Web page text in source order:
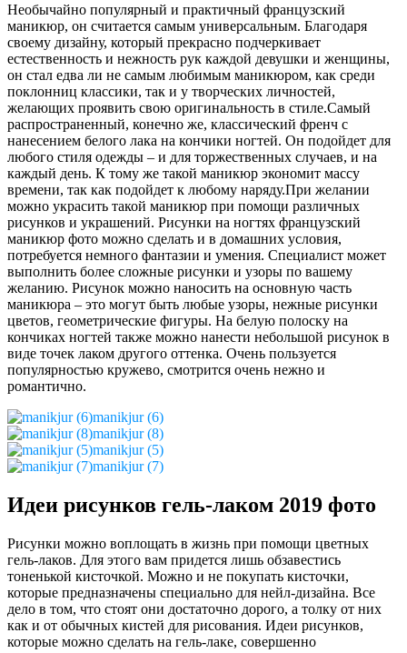
Необычайно популярный и практичный французский
маникюр, он считается самым универсальным. Благодаря
своему дизайну, который прекрасно подчеркивает
естественность и нежность рук каждой девушки и женщины,
он стал едва ли не самым любимым маникюром, как среди
поклонниц классики, так и у творческих личностей,
желающих проявить свою оригинальность в стиле.Самый
распространенный, конечно же, классический френч с
нанесением белого лака на кончики ногтей. Он подойдет для
любого стиля одежды – и для торжественных случаев, и на
каждый день. К тому же такой маникюр экономит массу
времени, так как подойдет к любому наряду.При желании
можно украсить такой маникюр при помощи различных
рисунков и украшений. Рисунки на ногтях французский
маникюр фото можно сделать и в домашних условия,
потребуется немного фантазии и умения. Специалист может
выполнить более сложные рисунки и узоры по вашему
желанию. Рисунок можно наносить на основную часть
маникюра – это могут быть любые узоры, нежные рисунки
цветов, геометрические фигуры. На белую полоску на
кончиках ногтей также можно нанести небольшой рисунок в
виде точек лаком другого оттенка. Очень пользуется
популярностью кружево, смотрится очень нежно и
романтично.
manikjur (6)
manikjur (8)
manikjur (5)
manikjur (7)
Идеи рисунков гель-лаком 2019 фото
Рисунки можно воплощать в жизнь при помощи цветных
гель-лаков. Для этого вам придется лишь обзавестись
тоненькой кисточкой. Можно и не покупать кисточки,
которые предназначены специально для нейл-дизайна. Все
дело в том, что стоят они достаточно дорого, а толку от них
как и от обычных кистей для рисования. Идеи рисунков,
которые можно сделать на гель-лаке, совершенно